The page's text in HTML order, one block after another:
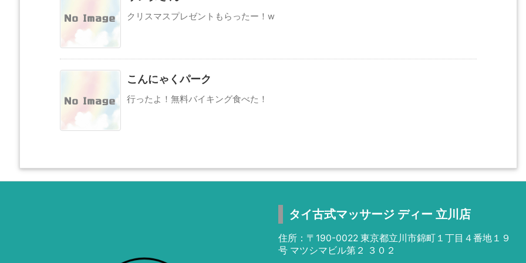
クリスマスプレゼントもらったー！w
こんにゃくパーク
行ったよ！無料バイキング食べた！
タイ古式マッサージ ディー 立川店
住所：〒190-0022 東京都立川市錦町１丁目４番地１９
号 マツシマビル第２ ３０２